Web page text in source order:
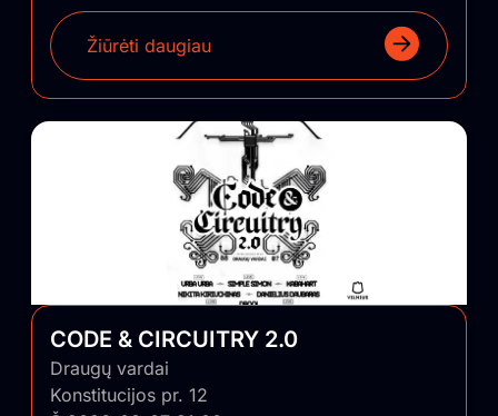
Žiūrėti daugiau
CODE & CIRCUITRY 2.0
Draugų vardai
Konstitucijos pr. 12